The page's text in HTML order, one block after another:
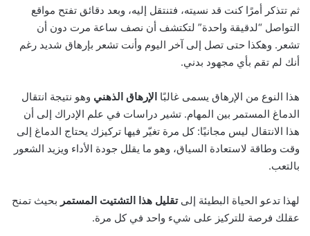
ثم تتذكر أمرًا كنت قد نسيته، فتنتقل إليه، وبعد دقائق تفتح مواقع
التواصل “لدقيقة واحدة” لتكتشف أن نصف ساعة مرت دون أن
تشعر. وهكذا حتى تصل إلى آخر اليوم وأنت تشعر بإرهاق شديد رغم
أنك لم تقم بأي مجهود بدني.
هذا النوع من الإرهاق يسمى غالبًا الإرهاق الذهني وهو نتيجة انتقال
الدماغ المستمر بين المهام. تشير دراسات في علم الإدراك إلى أن
هذا الانتقال ليس مجانيًا: كل مرة تغيّر فيها تركيزك يحتاج الدماغ إلى
وقت وطاقة لاستعادة السياق، وهو ما يقلل جودة الأداء ويزيد الشعور
بالتعب.
لهذا تدعو الحياة البطيئة إلىتقليل هذا التشتيت المستمر بحيث تمنح
عقلك فرصة للتركيز على شيء واحد في كل مرة.